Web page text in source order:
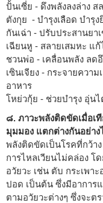
ปั้นเซี่ย - ดึงพลังลงล่าง ส
ตังกุย - บำรุงเลือด บำรุ
กันเฉ่า - ปรับประสานยา
เฉียนหู - สลายเสมหะ แก้
ชวนพ่อ - เคลื่อนพลัง ลด
เซินเจียง - กระจายควา
อาหาร
โหย่วกุ้ย - ช่วยบำรุง อุ่น
๘. ภาวะพลังติดขัดเมื่อเ
มุมมอง แตกต่างกันอย่าง
พลังติดขัดเป็นโรคที่กว้า
การไหลเวียนไม่คล่อง โ
อวัยวะ เช่น ตับ กระเพา
ปอด เป็นต้น ซึ่งมีอาการ
ตามอวัยวะต่างๆ ซึ่งจะต